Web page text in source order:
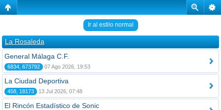
Ir al estilo normal
La Rosaleda
General Málaga C.F.
6834, 673792 07 Ago 2026, 19:53
La Ciudad Deportiva
458, 18173 13 Jul 2026, 07:48
El Rincón Estadístico de Sonic